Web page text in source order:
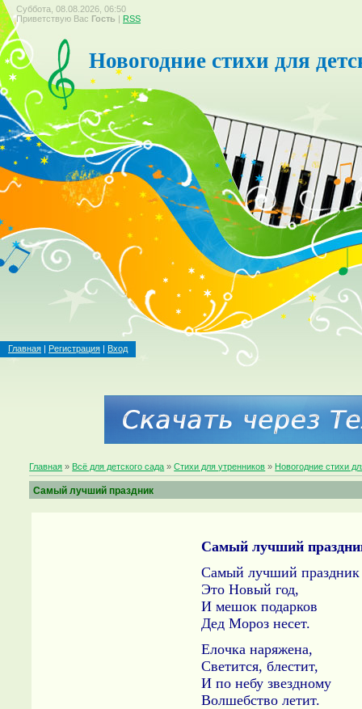
Суббота, 08.08.2026, 06:50
Приветствую Вас Гость | RSS
Новогодние стихи для
Главная | Регистрация | Вход
Главная » Всё для детского сада »Стихи для утренников » Новогодние стихи
Самый лучший праздник
Самый лучший
Самый лучший
Это Новый год,
И мешок подарков
Дед Мороз несет.
Елочка наряжена,
Светится, блестит,
И по небу звездному
Волшебство летит.